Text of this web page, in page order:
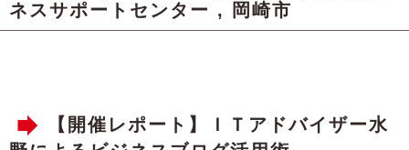
ネスサポートセンター , 岡崎市
【開催レポート】ＩＴアドバイザー水